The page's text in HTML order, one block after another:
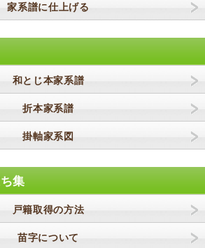
家系譜に仕上げる
和とじ本家系譜
折本家系譜
掛軸家系図
集
戸籍取得の方法
苗字について